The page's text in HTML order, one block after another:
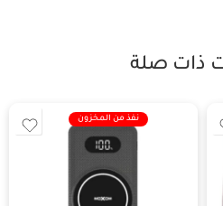
ذات صلة
نفذ من المخزون